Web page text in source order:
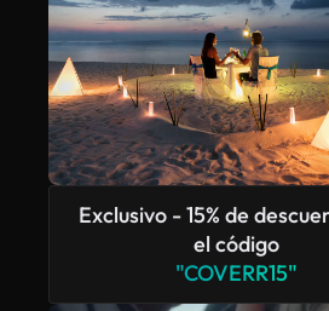
Exclusivo - 15% de
el código
"COVERR15"